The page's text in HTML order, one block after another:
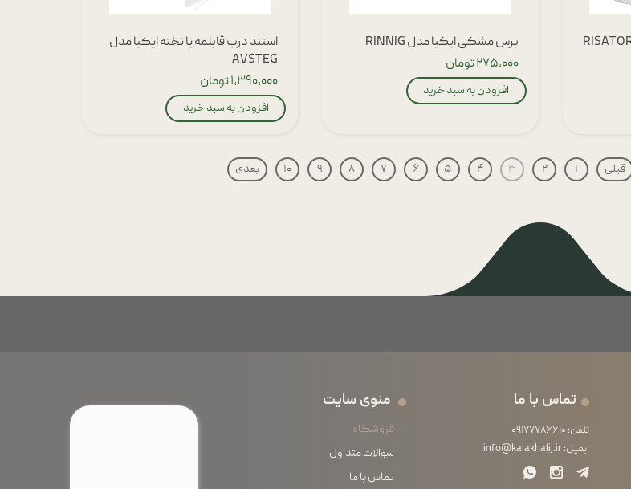
برس مشکی ایکیا مدل RINNIG
۲۷۵,۰۰۰ تومان
افزودن به سبد خرید
استند درب قابلمه یا تخته ایکیا مدل
AVSTEG
۱,۳۹۰,۰۰۰ تومان
افزودن به سبد خرید
قبلی ۱ ۲ ۳ ۴ ۵ ۶ ۷ ۸ ۹ ۱۰ بعدی
منوی سایت
فروشگاه
سوالات متداول
تماس با ما
تماس با ما
تلفن: ۰۹۱۷۷۷۸۶۶۱۰
ایمیل:info@kalakhalij.ir